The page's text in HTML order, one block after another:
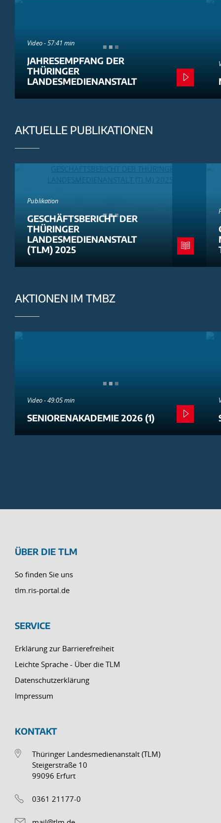
Video - 57:41 min
JAHRESEMPFANG DER
THÜRINGER
LANDESMEDIENANSTALT
AKTUELLE PUBLIKATIONEN
Publikation
GESCHÄFTSBERICHT DER
THÜRINGER
LANDESMEDIENANSTALT
(TLM) 2025
AKTIONEN IM TMBZ
Video - 49:05 min
SENIORENAKADEMIE 2026 (1)
ÜBER DIE TLM
So finden Sie uns
tlm.ris-portal.de
SERVICE
Erklärung zur Barrierefreiheit
Leichte Sprache - Über die TLM
Datenschutzerklärung
Impressum
KONTAKT
Thüringer Landesmedienanstalt (TLM)
Steigerstraße 10
99096 Erfurt
0361 21177-0